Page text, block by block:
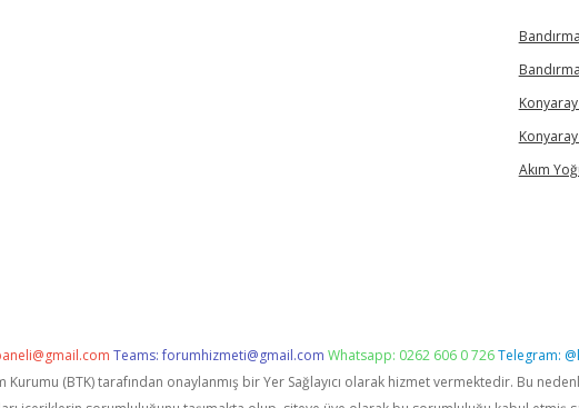
Akım
Teams:forumhizmeti@gmail.com Whatsapp: 0262 606 0 726Telegram:
Kurumu (BTK) tarafından onaylanmış bir Yer Sağlayıcı olarak hizmet vermektedir. Bu